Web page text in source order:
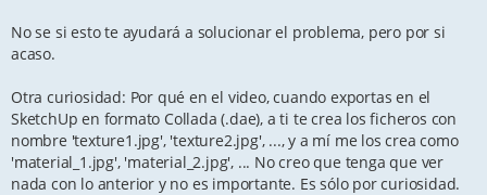
No se si esto te ayudará a solucionar el problema, pero por si
acaso.
Otra curiosidad: Por qué en el video, cuando exportas en el
SketchUp en formato Collada (.dae), a ti te crea los ficheros con
nombre 'texture1.jpg', 'texture2.jpg', ..., y a mí me los crea como
'material_1.jpg', 'material_2.jpg', ... No creo que tenga que ver
nada con lo anterior y no es importante. Es sólo por curiosidad.